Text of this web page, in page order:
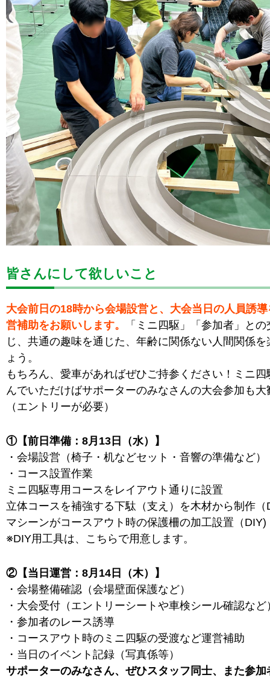
皆さんにして欲しいこと
大会前日の18時から会場設営と、大会当日の人員誘
営補助をお願いします。
「ミニ四駆」「参加者」と
じ、共通の趣味を通じた、年齢に関係ない人間関係を
ょう。
もちろん、愛車があればぜひご持参ください！ミニ四
んでいただけばサポーターのみなさんの大会参加も大
（エントリーが必要）
①【前日準備：8月13日（水）】
・会場設営（椅子・机などセット・音響の準備など）
・コース設置作業
ミニ四駆専用コースをレイアウト通りに設置
立体コースを補強する下駄（支え）を木材から制作（
マシーンがコースアウト時の保護柵の加工設置（DIY)
※DIY用工具は、こちらで用意します。
②【当日運営：8月14日（木）】
・会場整備確認（会場壁面保護など）
・大会受付（エントリーシートや車検シール確認など
・参加者のレース誘導
・コースアウト時のミニ四駆の受渡など運営補助
・当日のイベント記録（写真係等）
サポーターのみなさん、ぜひスタッフ同士、また参加